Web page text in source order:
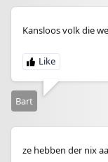
Kansloos volk die
Bart
ze hebben der nix